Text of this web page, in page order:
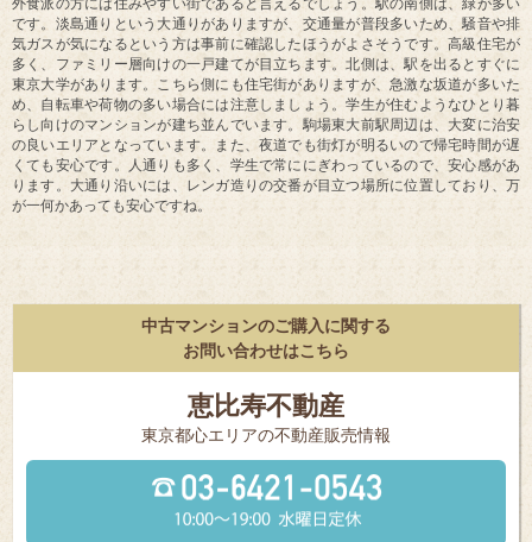
です。淡島通りという大通りがありますが、交通量が普段多いため、騒音や排
気ガスが気になるという方は事前に確認したほうがよさそうです。高級住宅が
多く、ファミリー層向けの一戸建てが目立ちます。北側は、駅を出るとすぐに
東京大学があります。こちら側にも住宅街がありますが、急激な坂道が多いた
め、自転車や荷物の多い場合には注意しましょう。学生が住むようなひとり暮
らし向けのマンションが建ち並んでいます。駒場東大前駅周辺は、大変に治安
の良いエリアとなっています。また、夜道でも街灯が明るいので帰宅時間が遅
くても安心です。人通りも多く、学生で常ににぎわっているので、安心感があ
ります。大通り沿いには、レンガ造りの交番が目立つ場所に位置しており、万
が一何かあっても安心ですね。
中古マンションのご購入に関する
お問い合わせはこちら
恵比寿不動産
東京都⼼エリアの不動産販売情報